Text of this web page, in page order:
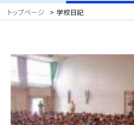
トップページ > 学校日記